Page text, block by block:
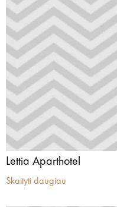
Lettia Aparthotel
Skaityti daugiau